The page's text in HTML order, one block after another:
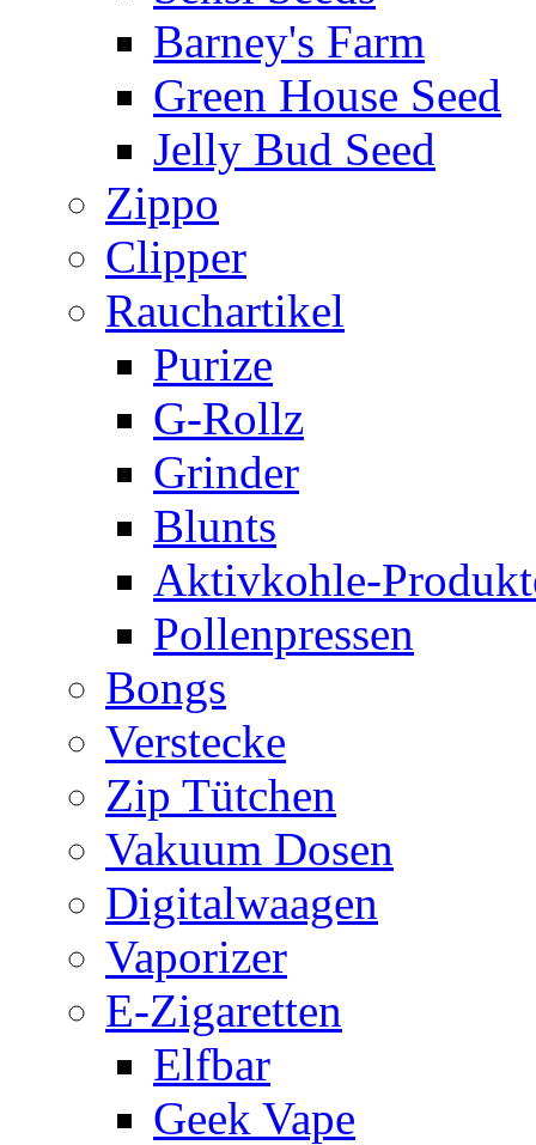
Barney's Farm
Green House Seed
Jelly Bud Seed
Zippo
Clipper
Rauchartikel
Purize
G-Rollz
Grinder
Blunts
Aktivkohle-
Pollenpressen
Bongs
Verstecke
Zip Tütchen
Vakuum Dosen
Digitalwaagen
Vaporizer
E-Zigaretten
Elfbar
Geek Vape